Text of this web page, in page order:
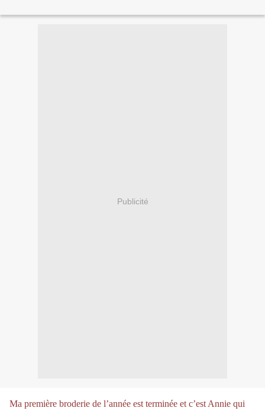
Publicité
Ma première broderie de l’année est terminée et c’est Annie qui